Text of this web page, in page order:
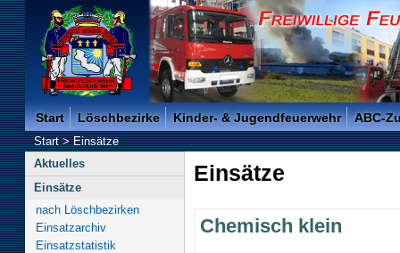
Freiwillige Feuerwehr der Kreisstadt Saarlouis -
Start Löschbezirke Kinder- & Jugendfeuerwehr ABC-
Start>Einsätze
Aktuelles
Einsätze
nach Löschbezirken
Einsatzarchiv
Einsatzstatistik
Einsätze
Chemisch klein